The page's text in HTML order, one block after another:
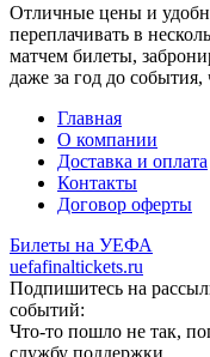
Отличные цены и
переплачивать в
матчем билеты,
даже за год до
Главная
О компании
Доставка и оплата
Контакты
Договор оферты
Билеты на УЕФА
uefafinaltickets.ru
Подпишитесь на
событий:
Что-то пошло не так,
службу поддержки.